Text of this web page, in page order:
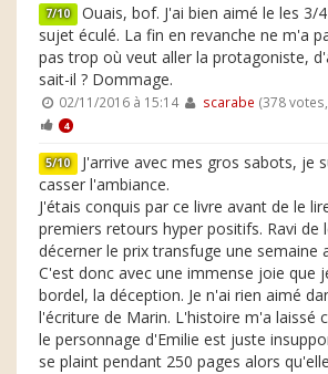
7/10 Ouais, bof. J'ai bien aimé le les 3/
sujet éculé. La fin en revanche ne m'a
pas trop où veut aller la protagoniste,
sait-il ? Dommage.
02/11/2016 à 15:14 scarabe (378
4
5/10 J'arrive avec mes gros sabots, je
casser l'ambiance.
J'étais conquis par ce livre avant de le
premiers retours hyper positifs. Ravi de
décerner le prix transfuge une semaine
C'est donc avec une immense joie que
bordel, la déception. Je n'ai rien aimé
l'écriture de Marin. L'histoire m'a laissé
le personnage d'Emilie est juste
se plaint pendant 250 pages alors